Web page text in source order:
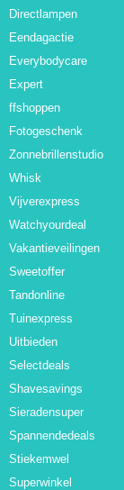
Directlampen
Eendagactie
Everybodycare
Expert
ffshoppen
Fotogeschenk
Zonnebrillenstudio
Whisk
Vijverexpress
Watchyourdeal
Vakantieveilingen
Sweetoffer
Tandonline
Tuinexpress
Uitbieden
Selectdeals
Shavesavings
Sieradensuper
Spannendedeals
Stiekemwel
Superwinkel